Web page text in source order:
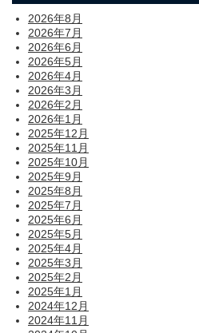
2026年8月
2026年7月
2026年6月
2026年5月
2026年4月
2026年3月
2026年2月
2026年1月
2025年12月
2025年11月
2025年10月
2025年9月
2025年8月
2025年7月
2025年6月
2025年5月
2025年4月
2025年3月
2025年2月
2025年1月
2024年12月
2024年11月